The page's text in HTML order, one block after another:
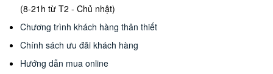
(8-21h từ T2 - Chủ nhật)
Chương trình khách hàng thân thiết
Chính sách ưu đãi khách hàng
Hướng dẫn mua online